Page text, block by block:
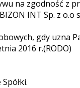
na zgodność z
INT Sp. z
gdy uzna
2016 r.(RODO)